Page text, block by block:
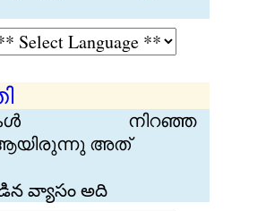
നിറഞ്ഞ
അത്
వ్యాసం అది